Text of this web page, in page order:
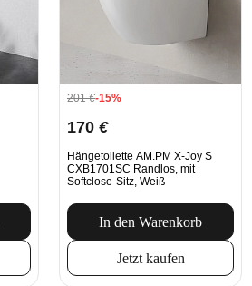
201€-15%
170 €
Hängetoilette AM.PM X-Joy S
CXB1701SC Randlos, mit
Softclose-Sitz, Weiß
In den Warenkorb
Jetzt kaufen